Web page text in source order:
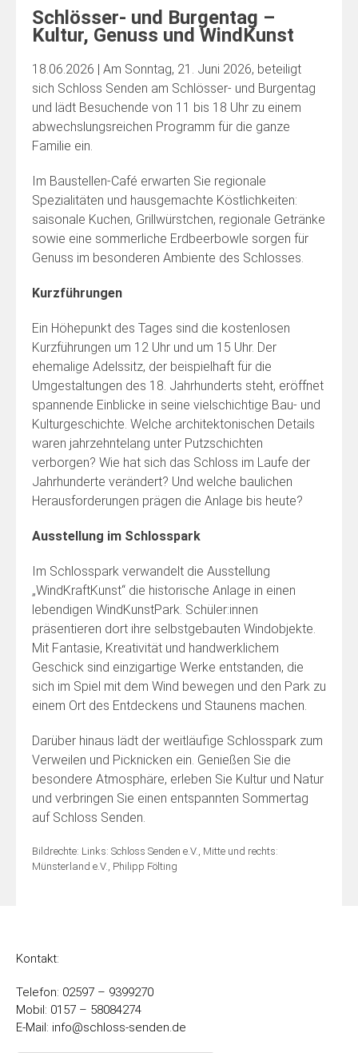
Schlösser- und Burgentag –
Kultur, Genuss und WindKunst
18.06.2026 | Am Sonntag, 21. Juni 2026, beteiligt
sich Schloss Senden am Schlösser- und Burgentag
und lädt Besuchende von 11 bis 18 Uhr zu einem
abwechslungsreichen Programm für die ganze
Familie ein.
Im Baustellen-Café erwarten Sie regionale
Spezialitäten und hausgemachte Köstlichkeiten:
saisonale Kuchen, Grillwürstchen, regionale Getränke
sowie eine sommerliche Erdbeerbowle sorgen für
Genuss im besonderen Ambiente des Schlosses.
Kurzführungen
Ein Höhepunkt des Tages sind die kostenlosen
Kurzführungen um 12 Uhr und um 15 Uhr. Der
ehemalige Adelssitz, der beispielhaft für die
Umgestaltungen des 18. Jahrhunderts steht, eröffnet
spannende Einblicke in seine vielschichtige Bau- und
Kulturgeschichte. Welche architektonischen Details
waren jahrzehntelang unter Putzschichten
verborgen? Wie hat sich das Schloss im Laufe der
Jahrhunderte verändert? Und welche baulichen
Herausforderungen prägen die Anlage bis heute?
Ausstellung im Schlosspark
Im Schlosspark verwandelt die Ausstellung
„WindKraftKunst“ die historische Anlage in einen
lebendigen WindKunstPark. Schüler:innen
präsentieren dort ihre selbstgebauten Windobjekte.
Mit Fantasie, Kreativität und handwerklichem
Geschick sind einzigartige Werke entstanden, die
sich im Spiel mit dem Wind bewegen und den Park zu
einem Ort des Entdeckens und Staunens machen.
Darüber hinaus lädt der weitläufige Schlosspark zum
Verweilen und Picknicken ein. Genießen Sie die
besondere Atmosphäre, erleben Sie Kultur und Natur
und verbringen Sie einen entspannten Sommertag
auf Schloss Senden.
Bildrechte: Links: Schloss Senden e.V., Mitte und rechts:
Münsterland e.V., Philipp Fölting
Kontakt:
Telefon: 02597 – 9399270
Mobil: 0157 – 58084274
E-Mail: info@schloss-senden.de